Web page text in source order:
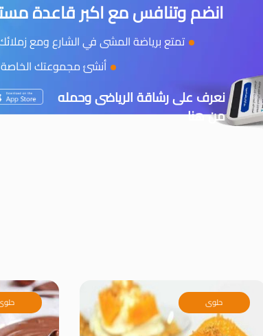
انضم وتنافس مع اكبر قاعدة
تمتع برياضة المشى في الشارع ومع زملائك
أنشئ مجموعتك الخاصة
نعرف على رشاقة الرياضى وحمله
من هنا
حلوى